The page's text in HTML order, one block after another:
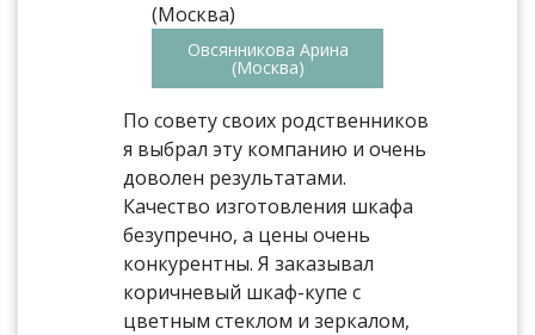
Овсянникова Арина
(Москва)
По совету своих родственников
я выбрал эту компанию и очень
доволен результатами.
Качество изготовления шкафа
безупречно, а цены очень
конкурентны. Я заказывал
коричневый шкаф-купе с
цветным стеклом и зеркалом,